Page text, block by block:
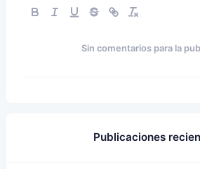
Sin comentarios para la
Publicaciones